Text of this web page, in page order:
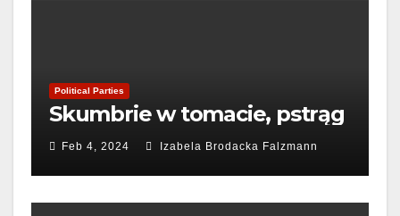
Political Parties
Skumbrie w tomacie, pstrąg
Feb 4, 2024 Izabela Brodacka Falzmann